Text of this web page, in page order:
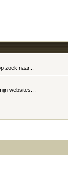
zoek naar...
websites...